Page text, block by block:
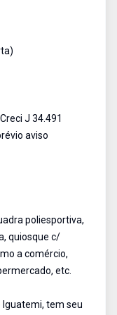
J 34.491
aviso
poliesportiva,
quiosque c/
a comércio,
etc.
Iguatemi, tem seu